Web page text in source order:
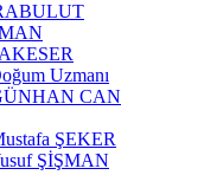
Uzmanı
CAN
ŞEKER
ŞİŞMAN